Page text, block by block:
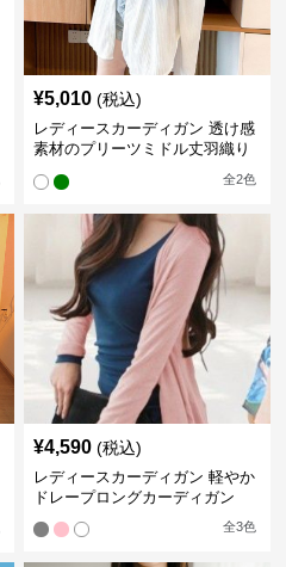
¥5,010 (税込)
レディースカーディガン 透け感
素材のプリーツミドル丈羽織り
全2色
¥4,590 (税込)
レディースカーディガン 軽やか
ドレープロングカーディガン
全3色